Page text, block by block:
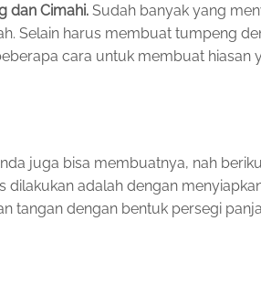
dan Cimahi. Sudah banyak yang
Selain harus membuat tumpeng
cara untuk membuat hiasan
juga bisa membuatnya, nah
adalah dengan
tangan dengan bentuk persegi